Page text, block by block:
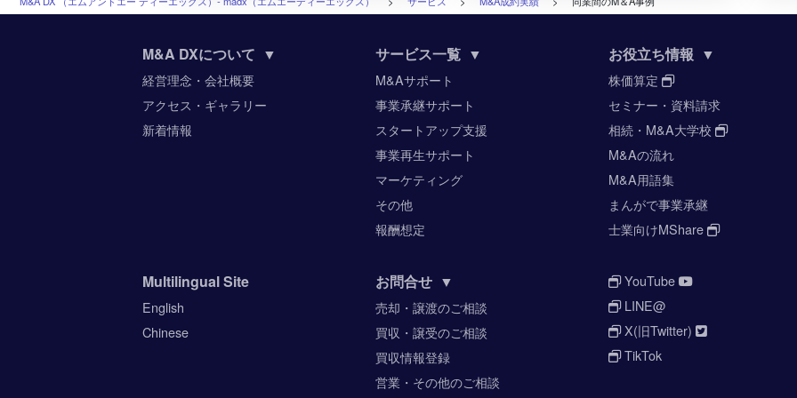
M&A DXについて ▼
経営理念・会社概要
アクセス・ギャラリー
新着情報
サービス一覧 ▼
M&Aサポート
事業承継サポート
スタートアップ支援
事業再生サポート
マーケティング
その他
報酬想定
お役立ち情報 ▼
株価算定
セミナー・資料請求
相続・M&A大学校
M&Aの流れ
M&A用語集
まんがで事業承継
士業向けMShare
Multilingual Site
English
Chinese
お問合せ ▼
売却・譲渡のご相談
買収・譲受のご相談
買収情報登録
営業・その他のご相談
YouTube
LINE@
X(旧Twitter)
TikTok